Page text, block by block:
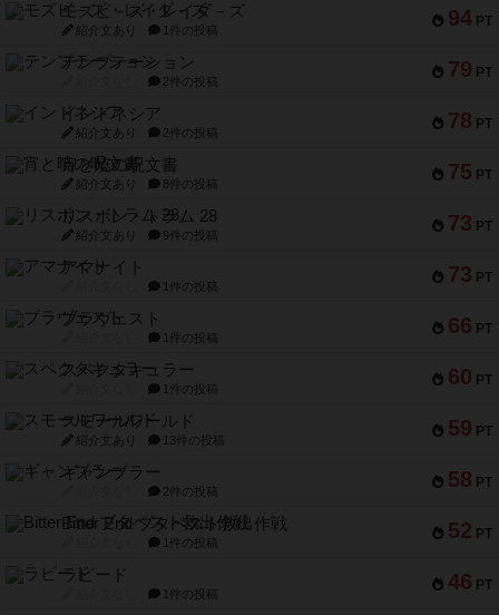
94 PT
モズビ－ズ・レイダ－ズ
紹介文あり 1件の投稿
79 PT
テンプテーション
2件の投稿
78 PT
インドネシア
紹介文あり 2件の投稿
75 PT
宵と暁の呪文書
紹介文あり 8件の投稿
73 PT
リスボン・トラム 28
紹介文あり 9件の投稿
73 PT
アマナイト
1件の投稿
66 PT
ブラヴェスト
1件の投稿
60 PT
スペクタキュラー
1件の投稿
59 PT
スモールワールド
紹介文あり 13件の投稿
58 PT
ギャンブラー
2件の投稿
52 PT
Bitter End ブタペスト救出作戦
1件の投稿
46 PT
ラピード
1件の投稿